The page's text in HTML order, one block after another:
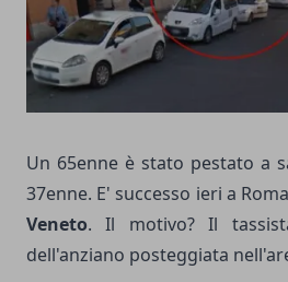
Un 65enne è stato pestato a
37enne. E' successo ieri a
Veneto. Il motivo? Il
dell'anziano posteggiata